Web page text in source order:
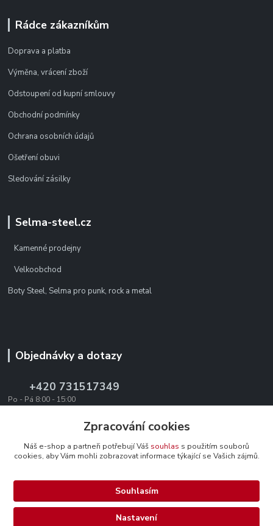
Rádce zákazníkům
Doprava a platba
Výměna, vrácení zboží
Odstoupení od kupní smlouvy
Obchodní podmínky
Ochrana osobních údajů
Ošetření obuvi
Sledování zásilky
Selma-steel.cz
Kamenné prodejny
Velkoobchod
Boty Steel, Selma pro punk, rock a metal
Objednávky a dotazy
+420 731517349
Po - Pá 8:00 - 15:00
office@texevo.cz
Upravit sběr cookies.
Zpracování cookies
Náš e-shop a partneři potřebují Váš souhlas s použitím souborů
cookies, aby Vám mohli zobrazovat informace týkající se Vašich zájmů.
Nastavení
Souhlasím